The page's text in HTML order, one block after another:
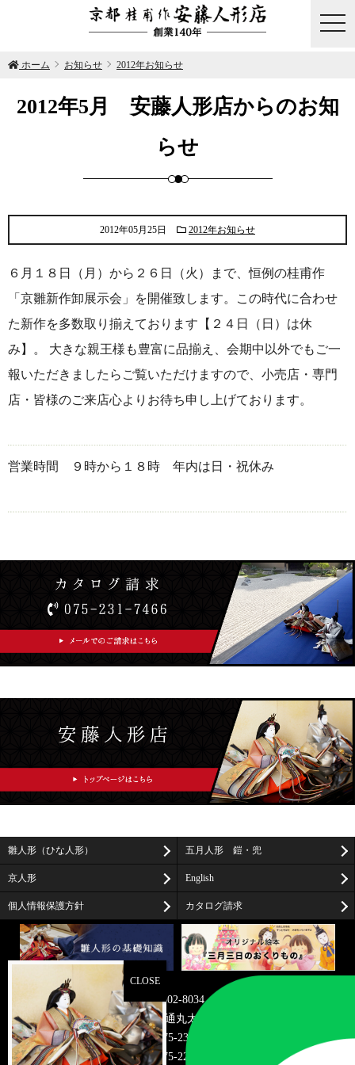
ホーム お知らせ 2012年お知らせ
2012年5月 安藤人形店からのお知
らせ
2012年05月25日 2012年お知らせ
６月１８日（月）から２６日（火）まで、恒例の桂甫作
「京雛新作卸展示会」を開催致します。この時代に合わせ
た新作を多数取り揃えております【２４日（日）は休
み】。 大きな親王様も豊富に品揃え、会期中以外でもご一
報いただきましたらご覧いただけますので、小売店・専門
店・皆様のご来店心よりお待ち申し上げております。
営業時間 ９時から１８時 年内は日・祝休み
雛人形（ひな人形） 五月人形 鎧・兜
京人形 English
個人情報保護方針 カタログ請求
〒602-8034
京都市上京区油小路通丸太町上る米屋町273-2
TEL075-231-7466
FAX075-221-0583